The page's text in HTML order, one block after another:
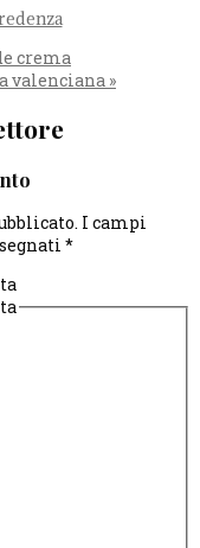
crema
valenciana »
I campi
*